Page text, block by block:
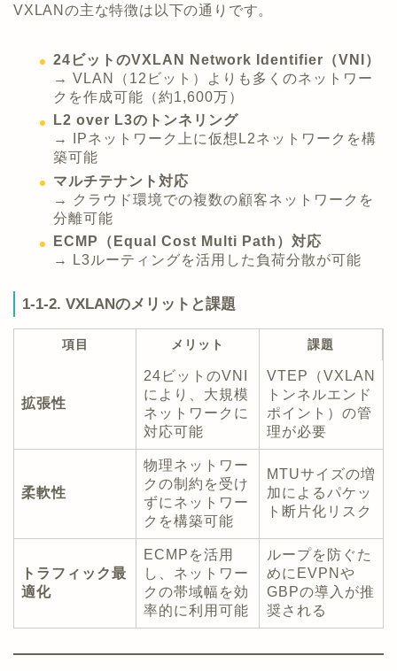
VXLANの主な特徴は以下の通りです。
24ビットのVXLAN Network Identifier（VNI）
→ VLAN（12ビット）よりも多くのネットワー
クを作成可能（約1,600万）
L2 over L3のトンネリング
→ IPネットワーク上に仮想L2ネットワークを構
築可能
マルチテナント対応
→ クラウド環境での複数の顧客ネットワークを
分離可能
ECMP（Equal Cost Multi Path）対応
→ L3ルーティングを活用した負荷分散が可能
1-1-2. VXLANのメリットと課題
項目 メリット 課題
拡張性
24ビットのVNI
により、大規模
ネットワークに
対応可能
VTEP（VXLAN
トンネルエンド
ポイント）の管
理が必要
柔軟性
物理ネットワー
クの制約を受け
ずにネットワー
クを構築可能
MTUサイズの増
加によるパケッ
ト断片化リスク
トラフィック最
適化
ECMPを活用
し、ネットワー
クの帯域幅を効
率的に利用可能
ループを防ぐた
めにEVPNや
GBPの導入が推
奨される